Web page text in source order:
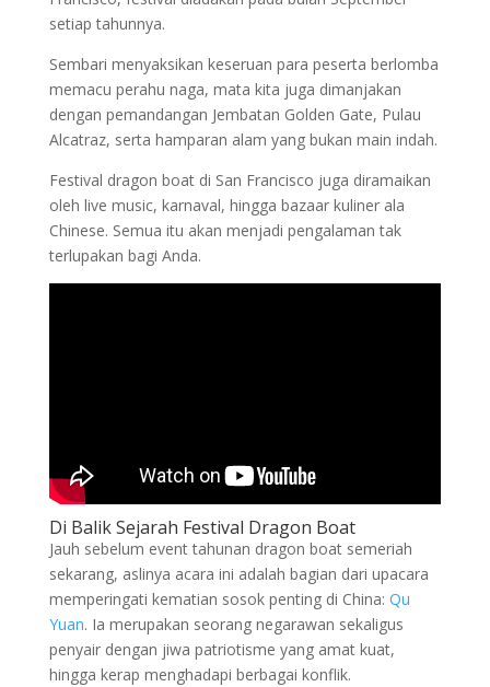
setiap tahunnya.
Sembari menyaksikan keseruan para peserta berlomba
memacu perahu naga, mata kita juga dimanjakan
dengan pemandangan Jembatan Golden Gate, Pulau
Alcatraz, serta hamparan alam yang bukan main indah.
Festival dragon boat di San Francisco juga diramaikan
oleh live music, karnaval, hingga bazaar kuliner ala
Chinese. Semua itu akan menjadi pengalaman tak
terlupakan bagi Anda.
Di Balik Sejarah Festival Dragon Boat
Jauh sebelum event tahunan dragon boat semeriah
sekarang, aslinya acara ini adalah bagian dari upacara
memperingati kematian sosok penting di China: Qu
Yuan. Ia merupakan seorang negarawan sekaligus
penyair dengan jiwa patriotisme yang amat kuat,
hingga kerap menghadapi berbagai konflik.